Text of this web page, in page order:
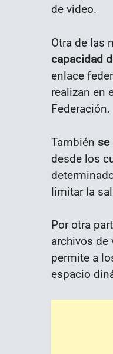
de video.
Otra de las
capacidad
enlace
realizan en
Federación.
También se
desde los
limitar la
Por otra
archivos
permite a
espacio